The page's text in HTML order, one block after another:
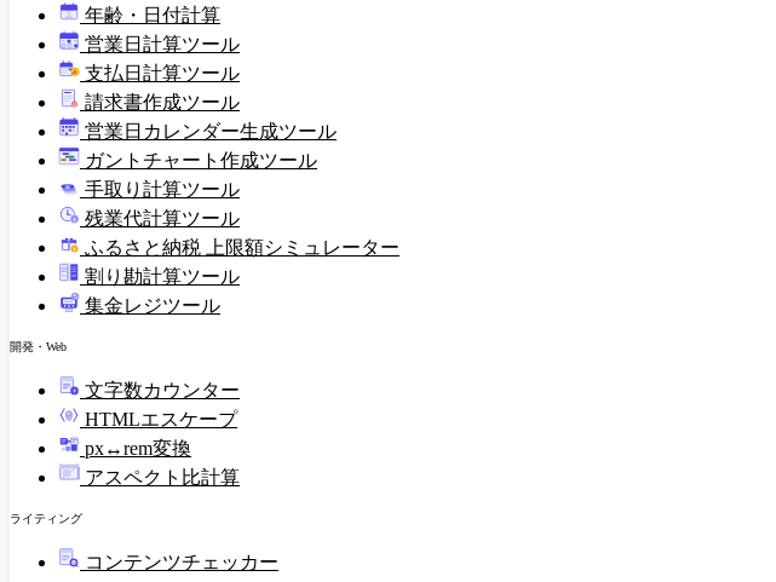
年齢・日付計算
営業日計算ツール
¥ 支払日計算ツール
印
請求書作成ツール
営業日カレンダー生成ツール
ガントチャート作成ツール
手取り計算ツール
残業代計算ツール
ふるさと納税 上限額シミュレーター
割り勘計算ツール
集金レジツール
開発・Web
文字数カウンター
HTMLエスケープ
px↔rem変換
アスペクト比計算
ライティング
コンテンツチェッカー